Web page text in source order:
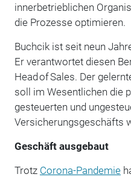
innerbetrieblichen
die Prozesse optimieren.
Buchcik ist seit neun
Er verantwortet diesen
Head of Sales. Der
soll im Wesentlichen die
gesteuerten und
Versicherungsgeschäfts
Geschäft ausgebaut
Trotz Corona-Pandemie